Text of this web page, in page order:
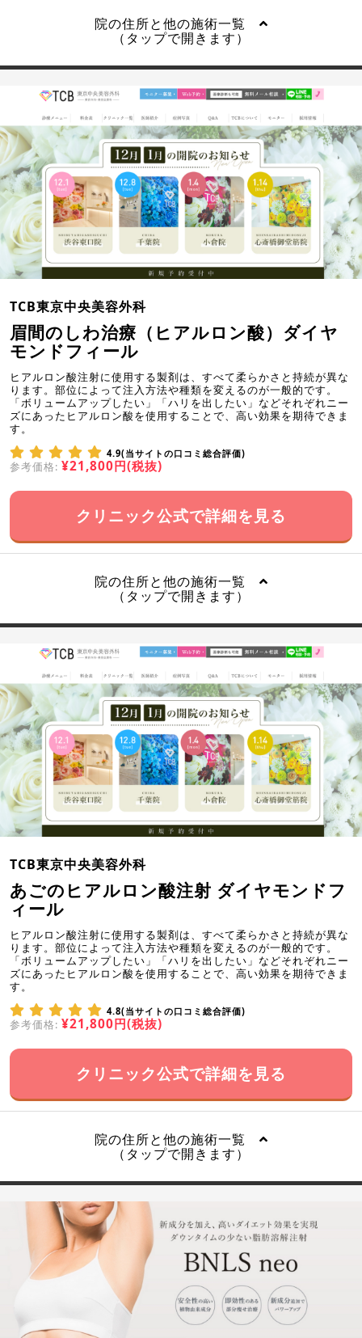
院の住所と他の施術一覧
（タップで開きます）
TCB東京中央美容外科
眉間のしわ治療（ヒアルロン酸）ダイヤ
モンドフィール
ヒアルロン酸注射に使用する製剤は、すべて柔らかさと持続が異な
ります。部位によって注入方法や種類を変えるのが一般的です。
「ボリュームアップしたい」「ハリを出したい」などそれぞれニー
ズにあったヒアルロン酸を使用することで、高い効果を期待できま
す。
4.9(当サイトの口コミ総合評価)
参考価格: ¥21,800円(税抜)
クリニック公式で詳細を見る
院の住所と他の施術一覧
（タップで開きます）
TCB東京中央美容外科
あごのヒアルロン酸注射 ダイヤモンドフ
ィール
ヒアルロン酸注射に使用する製剤は、すべて柔らかさと持続が異な
ります。部位によって注入方法や種類を変えるのが一般的です。
「ボリュームアップしたい」「ハリを出したい」などそれぞれニー
ズにあったヒアルロン酸を使用することで、高い効果を期待できま
す。
4.8(当サイトの口コミ総合評価)
参考価格: ¥21,800円(税抜)
クリニック公式で詳細を見る
院の住所と他の施術一覧
（タップで開きます）